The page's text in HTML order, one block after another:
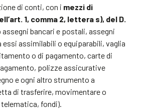
di conti, con i mezzi di
1, comma 2, lettera s), del D.
bancari e postali, assegni
assimilabili o equiparabili, vaglia
o di pagamento, carte di
polizze assicurative
e ogni altro strumento a
di trasferire, movimentare o
fondi).